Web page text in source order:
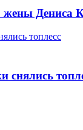
жены Дениса
снялись